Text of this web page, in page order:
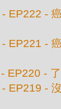
- EP222 -
- EP221 -
- EP220 -
- EP219 -